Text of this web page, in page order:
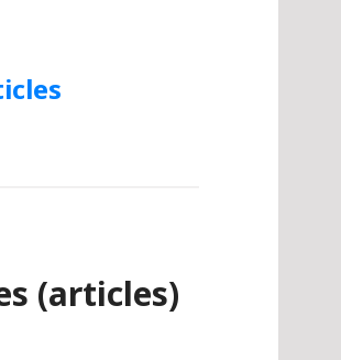
(articles)